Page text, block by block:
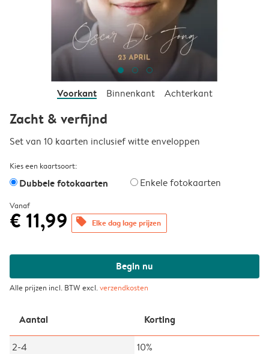
Voorkant Binnenkant Achterkant
Zacht & verfijnd
Set van 10 kaarten inclusief witte enveloppen
Kies een kaartsoort:
Dubbele fotokaarten Enkele fotokaarten
Vanaf
€ 11,99 offers Elke dag lage prijzen
Begin nu
Alle prijzen incl. BTW excl.verzendkosten
Aantal Korting
2-4
10%